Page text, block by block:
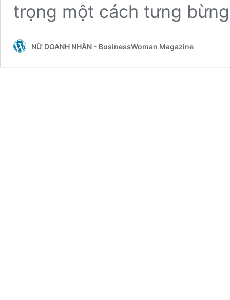
trọng một cách tưng
NỮ DOANH NHÂN - BusinessWoman Magazine